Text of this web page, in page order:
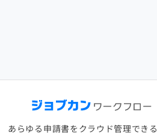
あらゆる申請書をクラウド管理できる